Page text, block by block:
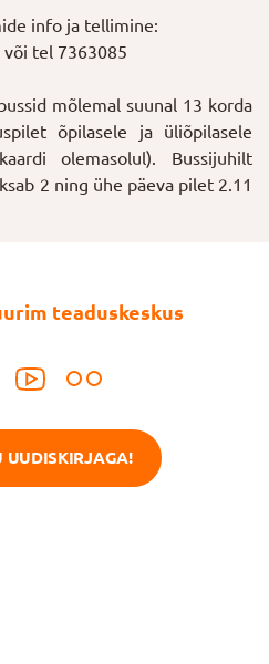
info ja tellimine:
või tel 7363085
mõlemal suunal 13 korda
õpilasele ja üliõpilasele
olemasolul). Bussijuhilt
2 ning ühe päeva pilet 2.11
teaduskeskus
UUDISKIRJAGA!